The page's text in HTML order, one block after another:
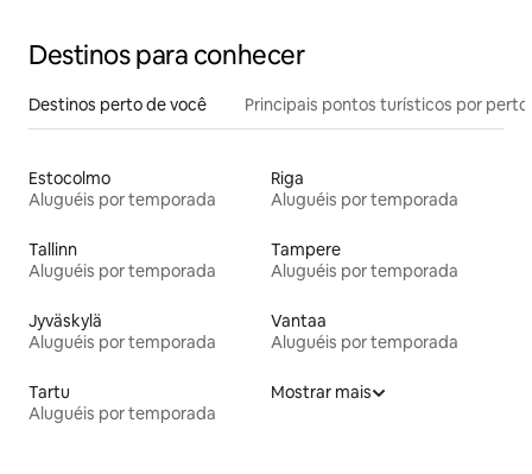
Destinos para conhecer
Destinos perto de você Principais pontos turísticos por perto
Estocolmo
Aluguéis por temporada
Riga
Aluguéis por temporada
Tallinn
Aluguéis por temporada
Tampere
Aluguéis por temporada
Jyväskylä
Aluguéis por temporada
Vantaa
Aluguéis por temporada
Tartu
Aluguéis por temporada
Mostrar mais